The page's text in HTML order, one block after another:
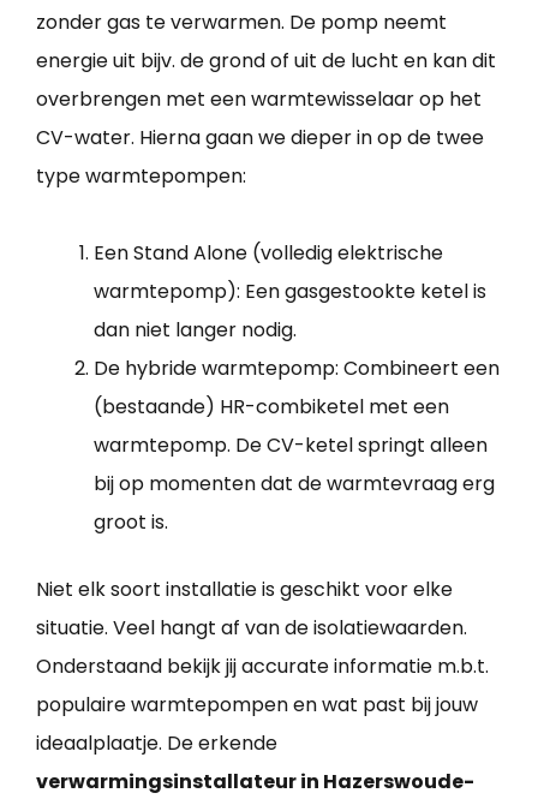
zonder gas te verwarmen. De pomp neemt
energie uit bijv. de grond of uit de lucht en kan dit
overbrengen met een warmtewisselaar op het
CV-water. Hierna gaan we dieper in op de twee
type warmtepompen:
Een Stand Alone (volledig elektrische
warmtepomp): Een gasgestookte ketel is
dan niet langer nodig.
De hybride warmtepomp: Combineert een
(bestaande) HR-combiketel met een
warmtepomp. De CV-ketel springt alleen
bij op momenten dat de warmtevraag erg
groot is.
Niet elk soort installatie is geschikt voor elke
situatie. Veel hangt af van de isolatiewaarden.
Onderstaand bekijk jij accurate informatie m.b.t.
populaire warmtepompen en wat past bij jouw
ideaalplaatje. De erkende
verwarmingsinstallateur in Hazerswoude-